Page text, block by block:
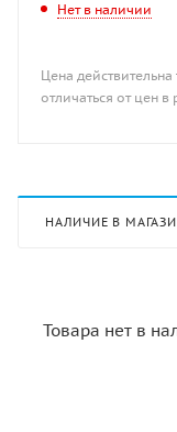
Нет в наличии
Цена
отличаться от цен
НАЛИЧИЕ В
Товара нет в